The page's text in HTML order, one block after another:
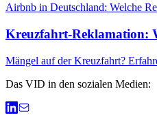
Airbnb in Deutschland: Welche
Kreuzfahrt-Reklamation:
Mängel auf der Kreuzfahrt?
Das VID in den sozialen Medien: